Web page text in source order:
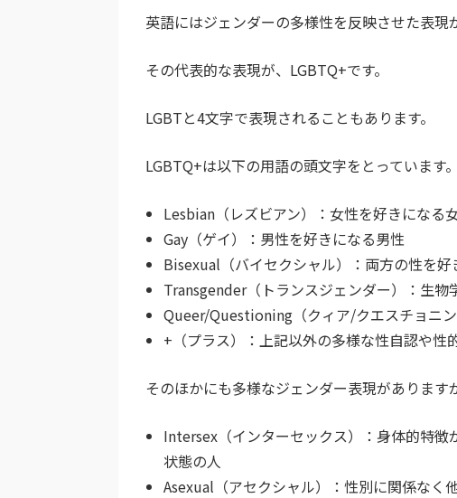
英語にはジェンダーの多様性を反映させた表現
その代表的な表現が、LGBTQ+です。
LGBTと4文字で表現されることもあります。
LGBTQ+は以下の用語の頭文字をとっています。
Lesbian（レズビアン）：女性を好きになる
Gay（ゲイ）：男性を好きになる男性
Bisexual（バイセクシャル）：両方の性を好
Transgender（トランスジェンダー）：生物
Queer/Questioning（クィア/クエスチョニ
+（プラス）：上記以外の多様な性自認や性
そのほかにも多様なジェンダー表現があります
Intersex（インターセックス）：身体的特
状態の人
Asexual（アセクシャル）：性別に関係なく